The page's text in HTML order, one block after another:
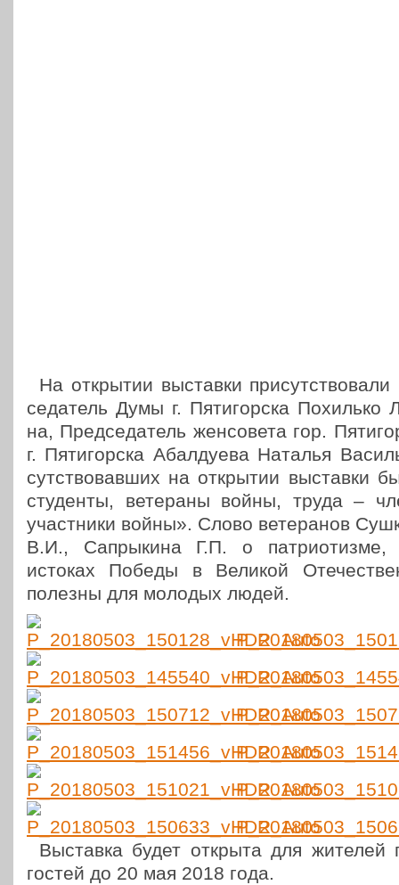
На откры­тии выстав­ки
се­да­тель Думы г. Пяти­гор­ска
на, Пред­се­да­тель жен­со­ве­та гор.
г. Пяти­гор­ска Абал­ду­е­ва Наталья
сут­ство­вав­ших на откры­тии выстав­ки
сту­ден­ты, вете­ра­ны войны, труда –
участ­ни­ки войны». Слово вете­ра­нов
В.И., Сапры­ки­на Г.П. о пат­ри­о­тиз­ме,
истоках Победы в Великой
полезны для молодых людей.
Выстав­ка будет открыта для жителей
гостей до 20 мая 2018 года.